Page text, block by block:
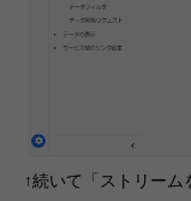
↑続いて「ストリーム